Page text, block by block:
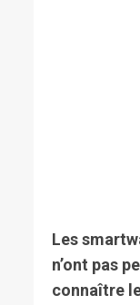
Les
n’ont pas
connaître